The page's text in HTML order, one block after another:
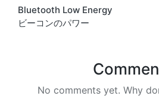
navigation
Bluetooth Low Energy
ビーコンのパワー
No comments yet. Why